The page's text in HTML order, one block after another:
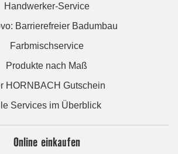
Handwerker-Service
Barrierefreier Badumbau
Farbmischservice
Produkte nach Maß
HORNBACH Gutschein
Services im Überblick
Online einkaufen